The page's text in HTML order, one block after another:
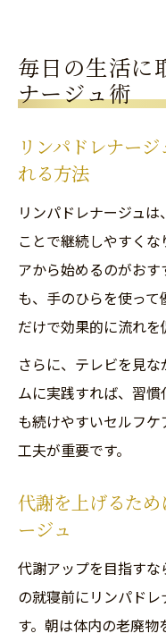
毎日の生活に
ナージュ術
リンパドレナー
れる方法
リンパドレナージュ
ことで継続しやすく
アから始めるのがお
も、手のひらを使っ
だけで効果的に流れを
さらに、テレビを見
ムに実践すれば、習
も続けやすいセルフ
工夫が重要です。
代謝を上げるた
ージュ
代謝アップを目指す
の就寝前にリンパド
す。朝は体内の老廃